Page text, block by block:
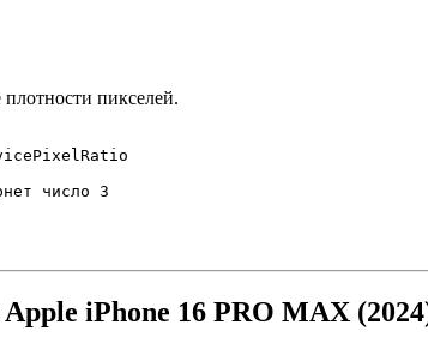
пикселей.
число 3
iPhone 16 PRO MAX